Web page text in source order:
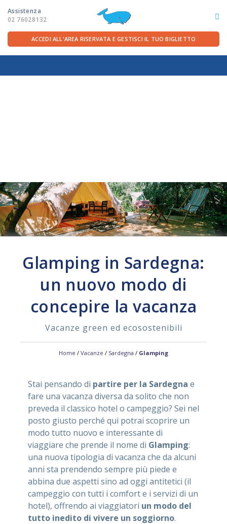
Assistenza
02 76028132
ITA FRA DEU ENG
SERVIZI A BORDO
LA COMPAGNIA
ACCEDI ALL'AREA RISERVATA E GESTISCI IL TUO BIGLIETTO
Glamping in Sardegna:
un nuovo modo di
concepire la vacanza
Vacanze green ed ecosostenibili
Home / Vacanze / Sardegna / Glamping
Stai pensando di partire per la Sardegna e
fare una vacanza diversa da solito che non
preveda il classico hotel o campeggio? Sei nel
posto giusto perché qui potrai scoprire un
modo tutto nuovo e interessante di
viaggiare che prende il nome di Glamping:
una nuova tipologia di vacanza che da alcuni
anni sta prendendo sempre più piede e
abbina due aspetti sino ad oggi antitetici (il
campeggio con tutti i comfort e i servizi di un
hotel), offrendo ai viaggiatori un modo del
tutto inedito di vivere un soggiorno.